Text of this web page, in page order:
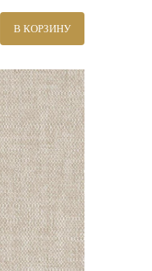
В КОРЗИНУ